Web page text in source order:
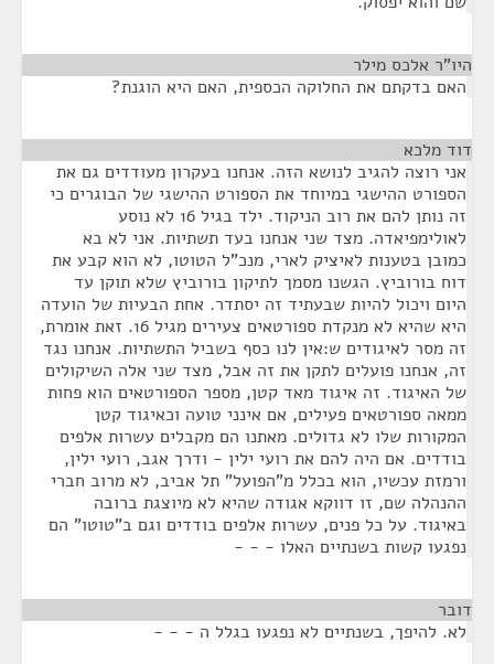
היו"ר אלכס מילר
האם בדקתם את החלוקה הכספית, האם היא הוגנת?
דוד מלכא
אני רוצה להגיב לנושא הזה. אנחנו בעקרון מעודדים גם את
הספורט ההישגי במיוחד את הספורט ההישגי של הבוגרים כי
זה נותן להם את רוב הניקוד. ילד בגיל 16 לא נוסע
לאולימפיאדה. מצד שני אנחנו בעד תשתיות. אני לא בא
כמובן בטענות לאיציק לארי, מנכ"ל הטוטו, לא הוא קבע את
דוח בורוביץ. הגשנו מסמך לתיקון בורוביץ שלא תוקן עד
היום ויכול להיות שבעתיד זה יסתדר. אחת הבעיות של הועדה
היא שהיא לא מנקדת ספורטאים צעירים מגיל 16. זאת אומרת,
זה מסר לאיגודים ש:אין לנו כסף בשביל התשתיות. אנחנו נגד
זה, אנחנו פועלים לתקן את זה אבל, מצד שני אלה השיקולים
של האיגוד. זה איגוד מאד קטן, מספר הספורטאים הוא פחות
ממאה ספורטאים פעילים, אם אינני טועה וכאיגוד קטן
המקורות שלו לא גדולים. מאתנו הם מקבלים עשרות אלפים
בודדים. אם היה להם את רועי ילין - ודרך אגב, רועי ילין,
ורמזת עכשיו, הוא בכלל מ"הפועל" תל אביב, לא מרוב חברי
ההנהלה שם, זו דווקא אגודה שהיא לא מיוצגת ברובה
באיגוד. על כל פנים, עשרות אלפים בודדים וגם ב"טוטו" הם
נפגעו קשות בשנתיים האלו - - -
דובר
לא. להיפך, בשנתיים לא נפגעו בגלל ה - - -